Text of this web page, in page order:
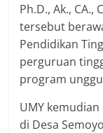
Ph.D., Ak., CA.,
tersebut
Pendidikan
perguruan
program
UMY
di Desa